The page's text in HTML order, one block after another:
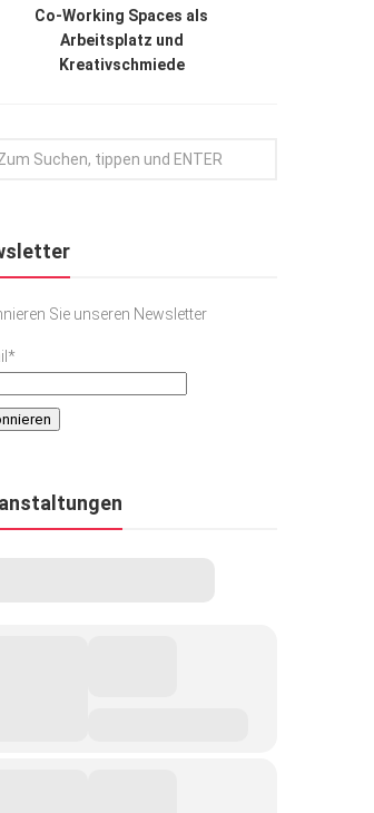
Co-Working Spaces als
Arbeitsplatz und
Kreativschmiede
Sie unseren Newsletter